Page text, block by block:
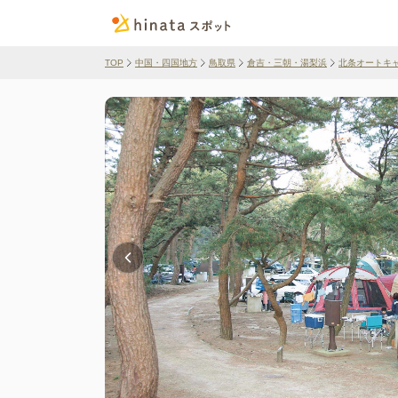
TOP 中国・四国地方 鳥取県 倉吉・三朝・湯梨浜 北条オートキ